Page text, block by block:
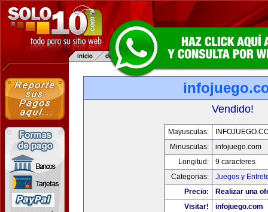
Vendido!
Mayusculas:
Minusculas:
infojuego.com
Longitud:
9 caracteres
Categorias:
Juegos y
Precio:
Realizar una
Visitar!
infojuego.com